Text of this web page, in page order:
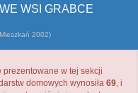
WSI GRABCE
2002)
prezentowane w tej sekcji
domowych wynosiła 69, i